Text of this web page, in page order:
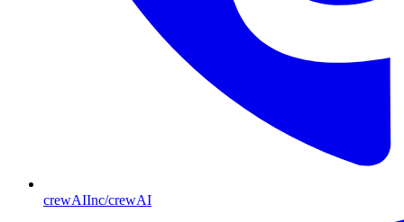
crewAIInc/crewAI